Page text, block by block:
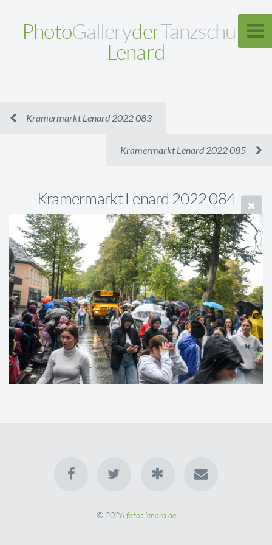
PhotoGalleryderTanzschule
Lenard
Kramermarkt Lenard 2022 083
Kramermarkt Lenard 2022 085
Kramermarkt Lenard 2022 084
© 2026fotos.lenard.de